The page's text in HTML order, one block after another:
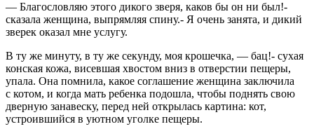
— Благословляю этого дикого зверя, каков бы он ни был!-
сказала женщина, выпрямляя спину.- Я очень занята, и дикий
зверек оказал мне услугу.
В ту же минуту, в ту же секунду, моя крошечка, — бац!- сухая
конская кожа, висевшая хвостом вниз в отверстии пещеры,
упала. Она помнила, какое соглашение женщина заключила
с котом, и когда мать ребенка подошла, чтобы поднять свою
дверную занавеску, перед ней открылась картина: кот,
устроившийся в уютном уголке пещеры.